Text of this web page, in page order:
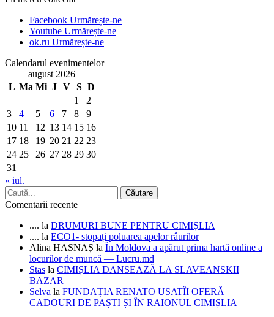
Facebook Urmărește-ne
Youtube Urmărește-ne
ok.ru Urmărește-ne
Calendarul evenimentelor
august 2026
L Ma Mi J V S D
1
2
3
4 5 6 7 8
9
10 11 12 13 14 15 16
17 18 19 20 21 22 23
24 25 26 27 28 29 30
31
« iul.
Comentarii recente
.... la DRUMURI BUNE PENTRU CIMIȘLIA
.... la ECO1- stopați poluarea apelor râurilor
Alina HASNAȘ la În Moldova a apărut prima hartă online a
locurilor de muncă — Lucru.md
Stas la CIMIȘLIA DANSEAZĂ LA SLAVEANSKII
BAZAR
Selva la FUNDAȚIA RENATO USATÎI OFERĂ
CADOURI DE PAȘTI ȘI ÎN RAIONUL CIMIȘLIA